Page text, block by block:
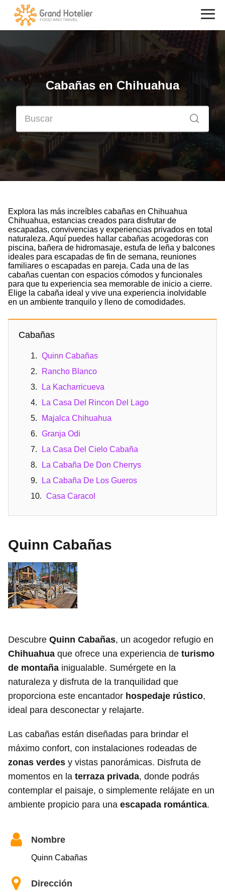
Cabañas en Chihuahua
Explora las más increíbles cabañas en Chihuahua
Chihuahua, estancias creados para disfrutar de
escapadas, convivencias y experiencias privados en total
naturaleza. Aquí puedes hallar cabañas acogedoras con
piscina, bañera de hidromasaje, estufa de leña y balcones
ideales para escapadas de fin de semana, reuniones
familiares o escapadas en pareja. Cada una de las
cabañas cuentan con espacios cómodos y funcionales
para que tu experiencia sea memorable de inicio a cierre.
Elige la cabaña ideal y vive una experiencia inolvidable
en un ambiente tranquilo y lleno de comodidades.
Cabañas
Quinn Cabañas
Rancho Blanco
La Kacharricueva
La Casa Del Rincon Del Lago
Majalca Chihuahua
Granja Odi
La Casa Del Cielo Cabaña
La Cabaña De Don Cherrys
La Cabaña De Los Gueros
Casa Caracol
Quinn Cabañas
Descubre Quinn Cabañas, un acogedor refugio en
Chihuahua que ofrece una experiencia de turismo
de montaña inigualable. Sumérgete en la
naturaleza y disfruta de la tranquilidad que
proporciona este encantador hospedaje rústico,
ideal para desconectar y relajarte.
Las cabañas están diseñadas para brindar el
máximo confort, con instalaciones rodeadas de
zonas verdes y vistas panorámicas. Disfruta de
momentos en la terraza privada, donde podrás
contemplar el paisaje, o simplemente relájate en un
ambiente propicio para una escapada romántica.
Nombre
Quinn Cabañas
Dirección